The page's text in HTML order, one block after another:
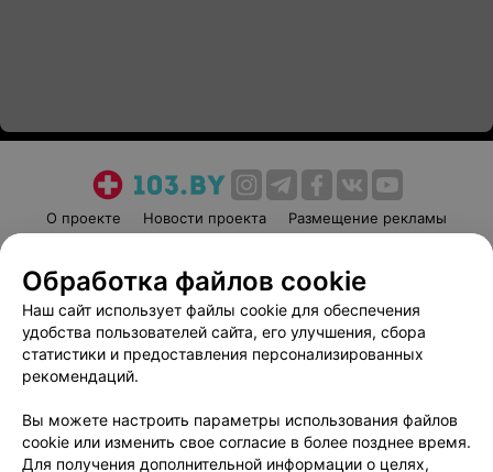
О проекте Новости проекта
Размещение рекламы
Пользовательское соглашение
Способы оплаты
Вакансии
Партнеры
Написать руководителю 103.by
Обработка персональных данных
Обработка файлов cookie
Наш сайт использует файлы cookie для обеспечения
удобства пользователей сайта, его улучшения, сбора
статистики и предоставления персонализированных
рекомендаций.
Вы можете настроить параметры использования файлов
cookie или изменить свое согласие в более позднее время.
Для получения дополнительной информации о целях,